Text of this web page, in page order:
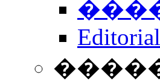
Editorial